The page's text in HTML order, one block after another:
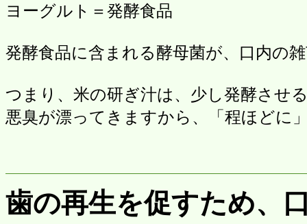
ヨーグルト＝発酵食品
発酵食品に含まれる酵母菌が、口内の
つまり、米の研ぎ汁は、少し発酵させ
悪臭が漂ってきますから、「程ほどに
歯の再生を促すため、